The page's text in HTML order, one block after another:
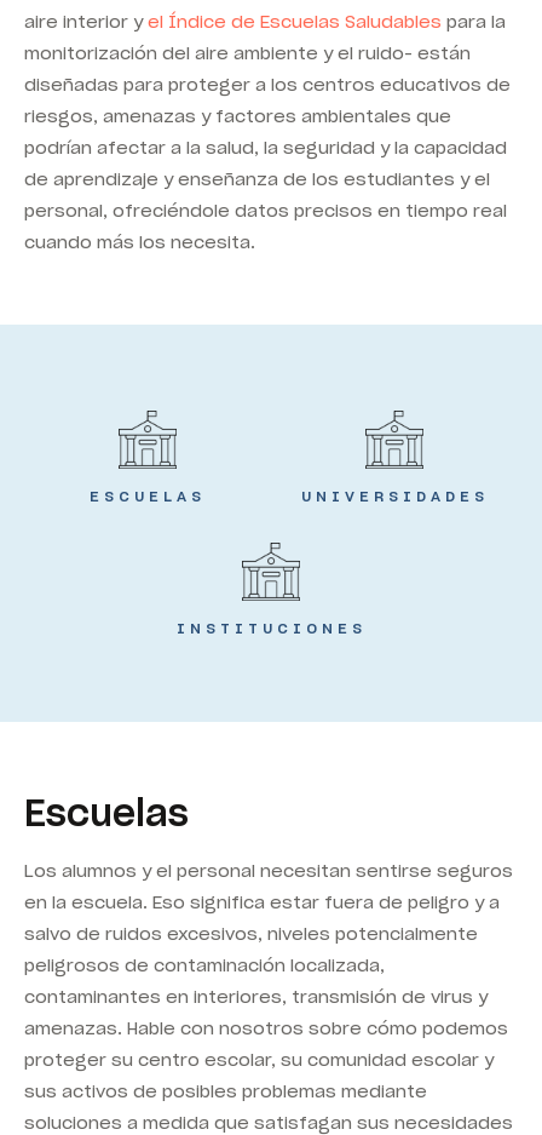
aire interior yel Índice de Escuelas Saludables para la
monitorización del aire ambiente y el ruido- están
diseñadas para proteger a los centros educativos de
riesgos, amenazas y factores ambientales que
podrían afectar a la salud, la seguridad y la capacidad
de aprendizaje y enseñanza de los estudiantes y el
personal, ofreciéndole datos precisos en tiempo real
cuando más los necesita.
ESCUELAS UNIVERSIDADES
INSTITUCIONES
Escuelas
Los alumnos y el personal necesitan sentirse seguros
en la escuela. Eso significa estar fuera de peligro y a
salvo de ruidos excesivos, niveles potencialmente
peligrosos de contaminación localizada,
contaminantes en interiores, transmisión de virus y
amenazas. Hable con nosotros sobre cómo podemos
proteger su centro escolar, su comunidad escolar y
sus activos de posibles problemas mediante
soluciones a medida que satisfagan sus necesidades